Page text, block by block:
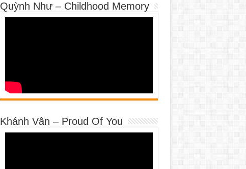
Quỳnh Như – Childhood Memory
Khánh Vân – Proud Of You